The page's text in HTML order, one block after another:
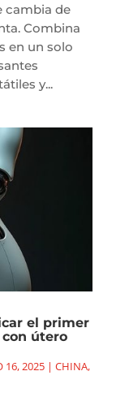
cambia de
Combina
en un solo
y...
el primer
útero
16, 2025| CHINA,